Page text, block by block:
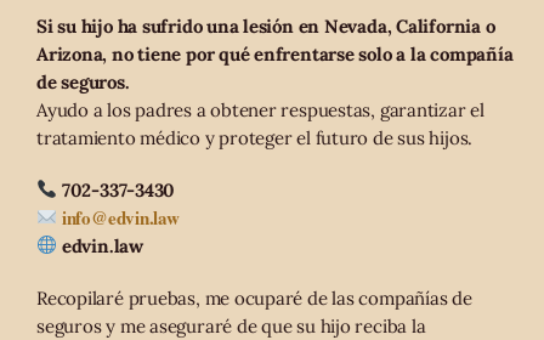
Si su hijo ha sufrido una lesión en Nevada, California o
Arizona, no tiene por qué enfrentarse solo a la compañía
de seguros.
Ayudo a los padres a obtener respuestas, garantizar el
tratamiento médico y proteger el futuro de sus hijos.
702-337-3430
info@edvin.law
edvin.law
Recopilaré pruebas, me ocuparé de las compañías de
seguros y me aseguraré de que su hijo reciba la